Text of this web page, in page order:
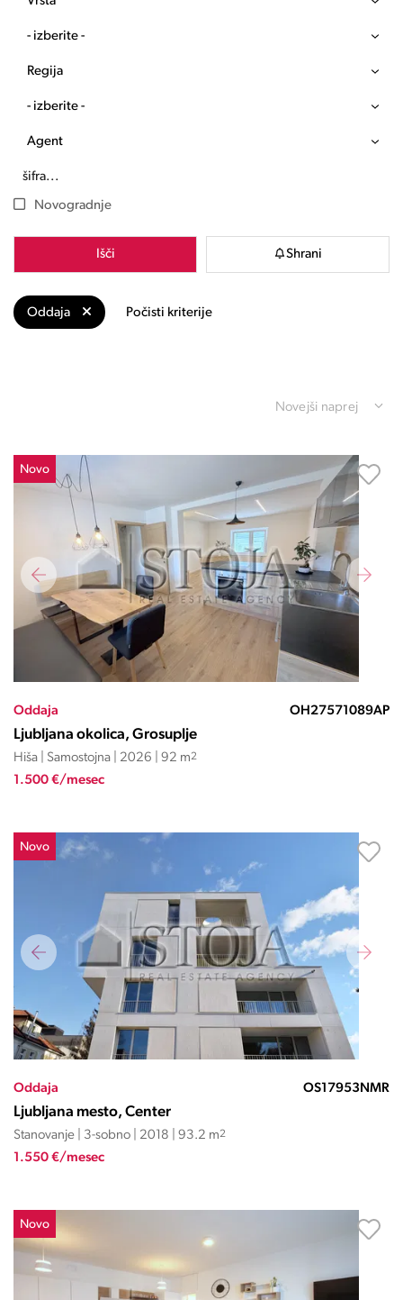
- izberite -
Regija
- izberite -
Agent
Novogradnje
Išči Shrani
Oddaja Počisti kriterije
Novejši naprej
Novo
Oddaja OH27571089AP
Ljubljana okolica, Grosuplje
Hiša | Samostojna | 2026 | 92 m2
1.500 €/mesec
Novo
Oddaja OS17953NMR
Ljubljana mesto, Center
Stanovanje | 3-sobno | 2018 | 93.2 m2
1.550 €/mesec
Novo